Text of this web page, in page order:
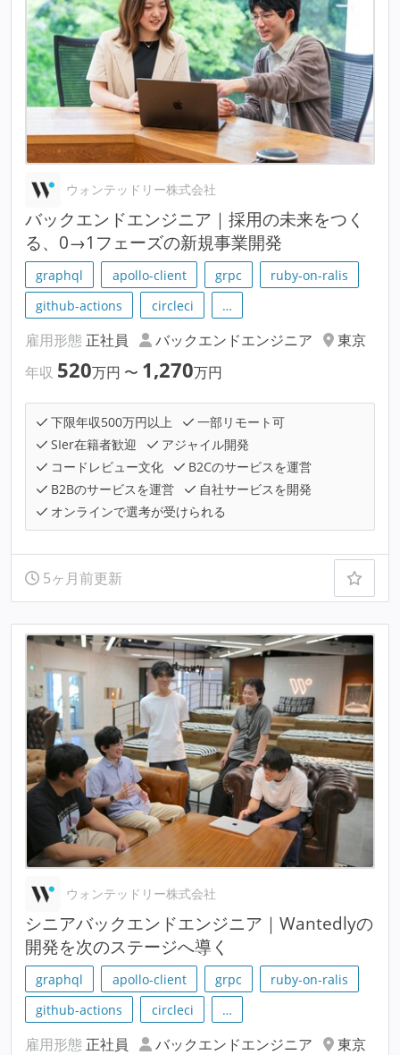
ウォンテッドリー株式会社
バックエンドエンジニア｜採用の未来をつく
る、0→1フェーズの新規事業開発
graphql apollo-client grpc
ruby-on-ralis
github-actions
circleci …
雇用形態 正社員 バックエンドエンジニア
東京
年収 520万円 〜 1,270万円
下限年収500万円以上
一部リモート可
SIer在籍者歓迎
アジャイル開発
コードレビュー文化
B2Cのサービスを運営
B2Bのサービスを運営
自社サービスを開発
オンラインで選考が受けられる
5ヶ月前更新
ウォンテッドリー株式会社
シニアバックエンドエンジニア｜Wantedlyの
開発を次のステージへ導く
graphql apollo-client grpc
ruby-on-ralis
github-actions
circleci …
雇用形態 正社員 バックエンドエンジニア
東京